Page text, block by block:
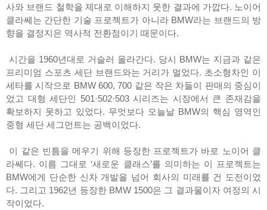
사와 브랜드 철학을 제대로 이해하지 못한 결과에 가깝다. 노이어
클라쎄는 간단한 기술 프로젝트가 아니라 BMW라는 브랜드의 방
향을 결정지은 역사적 전환점이기 때문이다.
시간을 1960년대로 거슬러 올라간다. 당시 BMW는 지금과 같은
프리미엄 스포츠 세단 브랜드와는 거리가 멀었다. 초소형차인 이
세타를 시작으로 BMW 600, 700 같은 작은 차들이 판매의 중심이
었고 대형 세단인 501·502·503 시리즈는 시장에서 큰 존재감을
확보하지 못하고 있었다. 무엇보다 오늘날 BMW의 핵심 영역인
중형 세단 세그먼트는 공백이었다.
이 같은 빈틈을 메우기 위해 등장한 프로젝트가 바로 노이어 클
라쎄다. 이름 그대로 ‘새로운 클래스’를 의미하는 이 프로젝트는
BMW에게 단순한 신차 개발을 넘어 회사의 미래를 건 도전이었
다. 그리고 1962년 등장한 BMW 1500은 그 결과물이자 여정의 시
작이었다.